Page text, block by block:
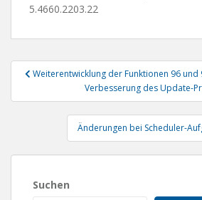
5.4660.2203.22
Beitragsnavigation
Weiterentwicklung der Funktionen 96 und
Verbesserung des Update-
Änderungen bei Scheduler-
Suchen